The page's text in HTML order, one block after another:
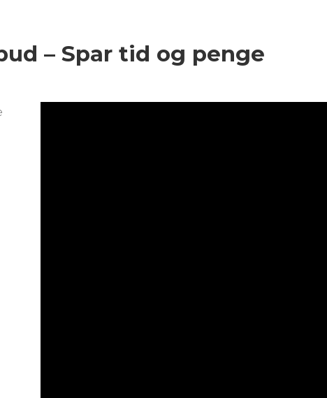
– Spar tid og penge